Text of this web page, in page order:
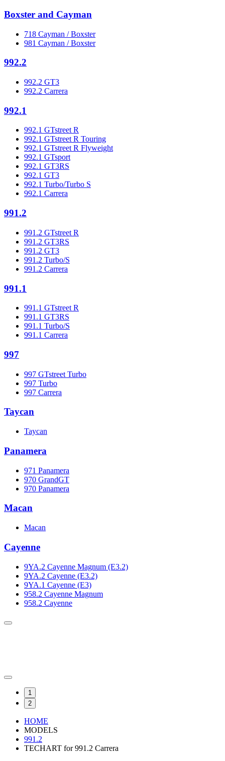
Boxster and Cayman
718 Cayman / Boxster
981 Cayman / Boxster
992.2
992.2 GT3
992.2 Carrera
992.1
992.1 GTstreet R
992.1 GTstreet R Touring
992.1 GTstreet R Flyweight
992.1 GTsport
992.1 GT3RS
992.1 GT3
992.1 Turbo/Turbo S
992.1 Carrera
991.2
991.2 GTstreet R
991.2 GT3RS
991.2 GT3
991.2 Turbo/S
991.2 Carrera
991.1
991.1 GTstreet R
991.1 GT3RS
991.1 Turbo/S
991.1 Carrera
997
997 GTstreet Turbo
997 Turbo
997 Carrera
Taycan
Taycan
Panamera
971 Panamera
970 GrandGT
970 Panamera
Macan
Macan
Cayenne
9YA.2 Cayenne Magnum (E3.2)
9YA.2 Cayenne (E3.2)
9YA.1 Cayenne (E3)
958.2 Cayenne Magnum
958.2 Cayenne
1
2
HOME
MODELS
991.2
TECHART for 991.2 Carrera